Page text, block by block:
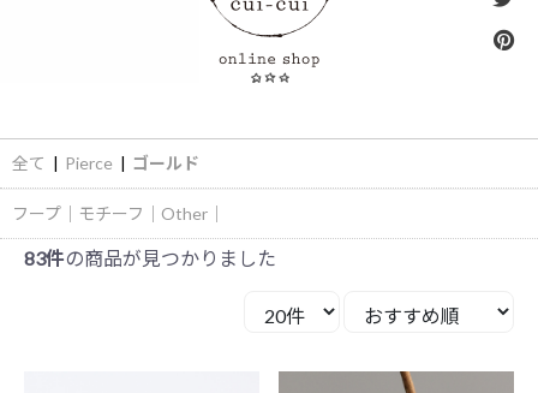
全て | Pierce | ゴールド
フープ モチーフ Other
83件の商品が見つかりました